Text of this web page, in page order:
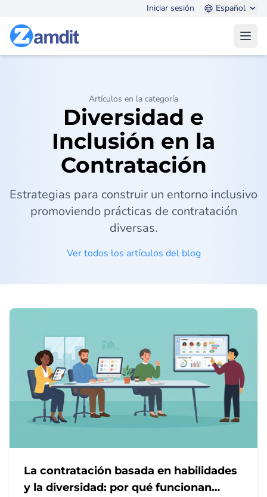
Iniciar sesión Español
Artículos en la categoría
Diversidad e
Inclusión en la
Contratación
Estrategias para construir un entorno inclusivo
promoviendo prácticas de contratación
diversas.
Ver todos los artículos del blog
La contratación basada en habilidades
y la diversidad: por qué funcionan